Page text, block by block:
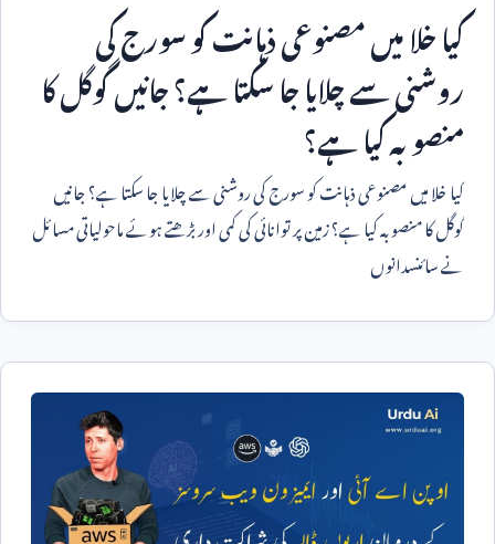
کیا خلا میں مصنوعی ذہانت کو سورج کی
روشنی سے چلایا جا سکتا ہے؟ جانیں گوگل کا
منصوبہ کیا ہے؟
کیا خلا میں مصنوعی ذہانت کو سورج کی روشنی سے چلایا جا سکتا ہے؟ جانیں
گوگل کا منصوبہ کیا ہے؟ زمین پر توانائی کی کمی اور بڑھتے ہوئے ماحولیاتی مسائل
نے سائنسدانوں